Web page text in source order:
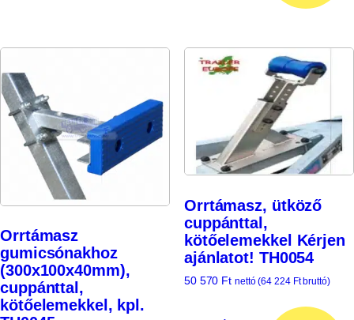
Orrtámasz
gumicsónakhoz
(300x100x40mm),
cuppánttal,
kötőelemekkel, kpl.
Orrtámasz, ütköző
cuppánttal,
kötőelemekkel Kérjen
ajánlatot! TH0054
50 570 Ft nettó (64 224 Ftbruttó)